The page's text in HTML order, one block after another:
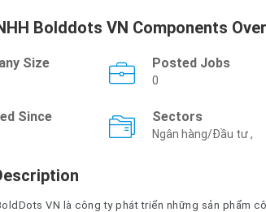
Bolddots VN Components
Size Posted Jobs
0
Since Sectors
Ngân hàng/Đầu tư ,
VN là công ty phát triển những sản phẩm